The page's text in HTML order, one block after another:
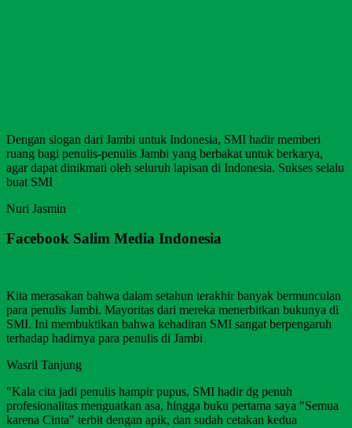
Dengan slogan dari Jambi untuk Indonesia, SMI hadir memberi
ruang bagi penulis-penulis Jambi yang berbakat untuk berkarya,
agar dapat dinikmati oleh seluruh lapisan di Indonesia. Sukses selalu
buat SMI
Nuri Jasmin
Facebook Salim Media Indonesia
Kita merasakan bahwa dalam setahun terakhir banyak bermunculan
para penulis Jambi. Mayoritas dari mereka menerbitkan bukunya di
SMI. Ini membuktikan bahwa kehadiran SMI sangat berpengaruh
terhadap hadirnya para penulis di Jambi
Wasril Tanjung
"Kala cita jadi penulis hampir pupus, SMI hadir dg penuh
profesionalitas menguatkan asa, hingga buku pertama saya "Semua
karena Cinta" terbit dengan apik, dan sudah cetakan kedua